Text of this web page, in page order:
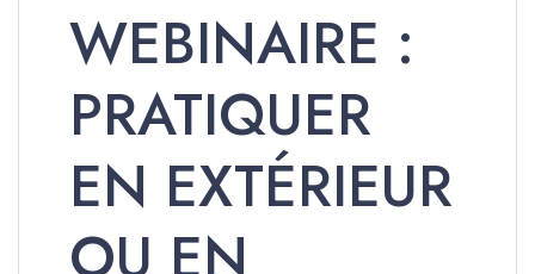
WEBINAIRE :
PRATIQUER
EN EXTÉRIEUR